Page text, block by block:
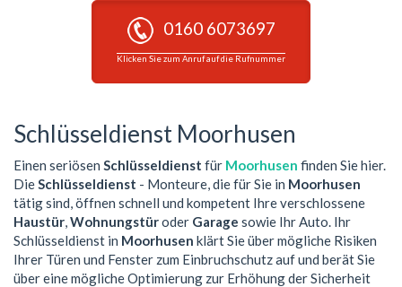
0160 6073697
Klicken Sie zum Anruf auf die Rufnummer
Schlüsseldienst Moorhusen
Einen seriösen Schlüsseldienst für Moorhusen finden Sie hier.
DieSchlüsseldienst - Monteure, die für Sie in Moorhusen
tätig sind, öffnen schnell und kompetent Ihre verschlossene
Haustür,Wohnungstüroder Garage sowie Ihr Auto. Ihr
Schlüsseldienst in Moorhusen klärt Sie über mögliche Risiken
Ihrer Türen und Fenster zum Einbruchschutz auf und berät Sie
über eine mögliche Optimierung zur Erhöhung der Sicherheit